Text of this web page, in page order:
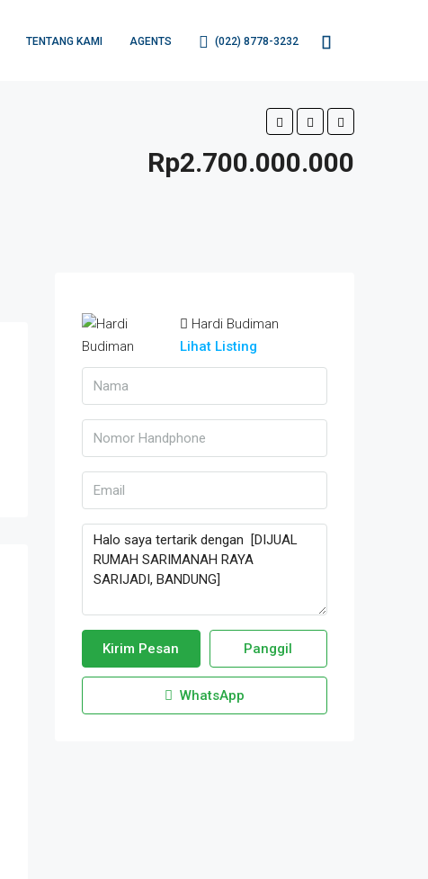
TENTANG KAMI AGENTS (022) 8778-3232
Rp2.700.000.000
Hardi Budiman
Lihat Listing
Kirim Pesan Panggil
WhatsApp